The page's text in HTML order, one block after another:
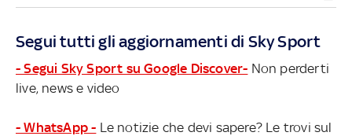
Segui tutti gli aggiornamenti di Sky Sport
- Segui Sky Sport su Google Discover- Non perderti
live, news e video
- WhatsApp - Le notizie che devi sapere? Le trovi sul